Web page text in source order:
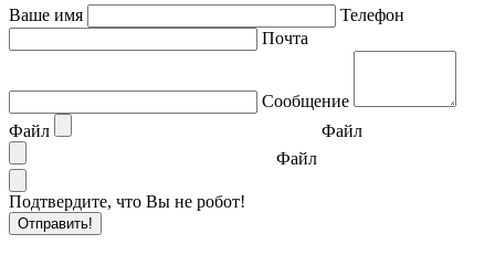
Ваше имя
Телефон
Почта
Сообщение
Файл
Файл
Файл
Подтвердите, что Вы не робот!